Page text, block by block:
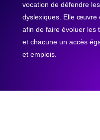
vocation de défendre
dyslexiques. Elle œuvre
afin de faire évoluer les
et chacune un accès
et emplois.